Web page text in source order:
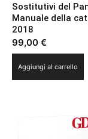
Sostitutivi del
Manuale della
2018
99,00 €
Aggiungi al carrello